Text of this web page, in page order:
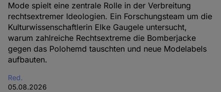
Mode spielt eine zentrale Rolle in der Verbreitung
rechtsextremer Ideologien. Ein Forschungsteam um die
Kulturwissenschaftlerin Elke Gaugele untersucht,
warum zahlreiche Rechtsextreme die Bomberjacke
gegen das Polohemd tauschten und neue Modelabels
aufbauten.
Red.
05.08.2026